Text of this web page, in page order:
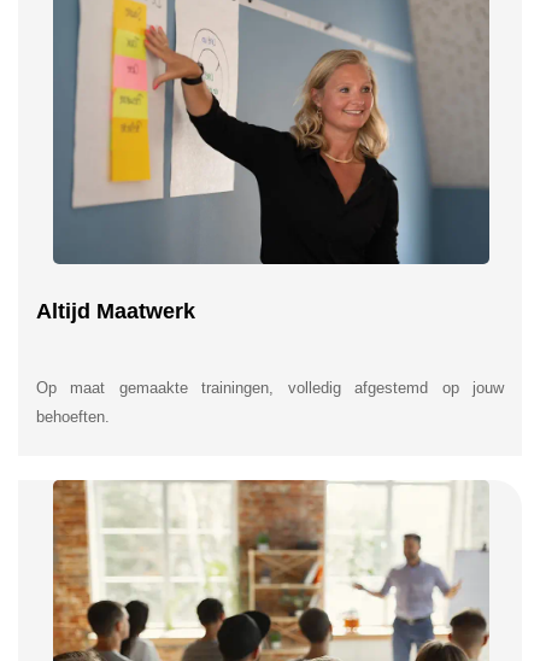
Altijd Maatwerk
Op maat gemaakte trainingen, volledig afgestemd op jouw
behoeften.